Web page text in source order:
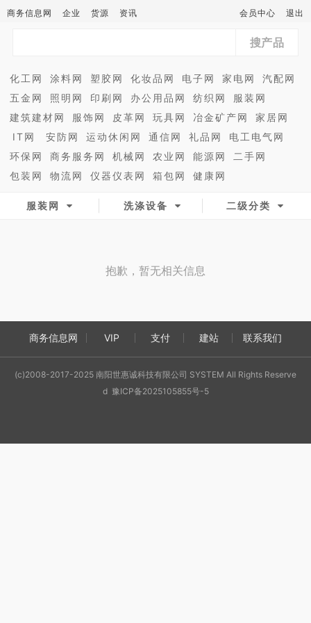
商务信息网 企业 货源 资讯 会员中心 退出
搜产品
化工网 涂料网 塑胶网 化妆品网 电子网 家电网
汽配网
五金网
照明网 印刷网 办公用品网 纺织网
服装网
建筑建材网
服饰网 皮革网 玩具网 冶金矿产网
家居网
IT网
安防网 运动休闲网 通信网 礼品网
电工电气网
环保网
商务服务网 机械网 农业网 能源网
二手网
包装网
物流网 仪器仪表网 箱包网 健康网
服装网 洗涤设备 二级分类
抱歉，暂无相关信息
商务信息网 VIP 支付 建站 联系我们
(c)2008-2017-2025 南阳世惠诚科技有限公司 SYSTEM All Rights Reserve
d 豫ICP备2025105855号-5